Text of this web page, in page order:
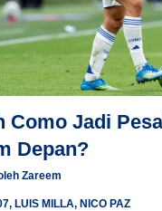
Como Jadi
Depan?
Zareem
,LUIS MILLA,NICO PAZ